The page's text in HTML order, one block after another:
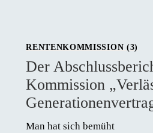
RENTENKOMMISSION (3)
Der
Kommission
Man hat sich bemüht